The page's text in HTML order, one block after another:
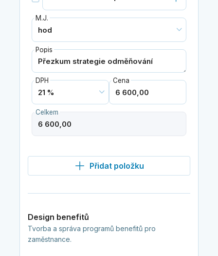
M.J.
Popis
DPH Cena
Celkem
Přidat položku
Design benefitů
Tvorba a správa programů benefitů pro
zaměstnance.